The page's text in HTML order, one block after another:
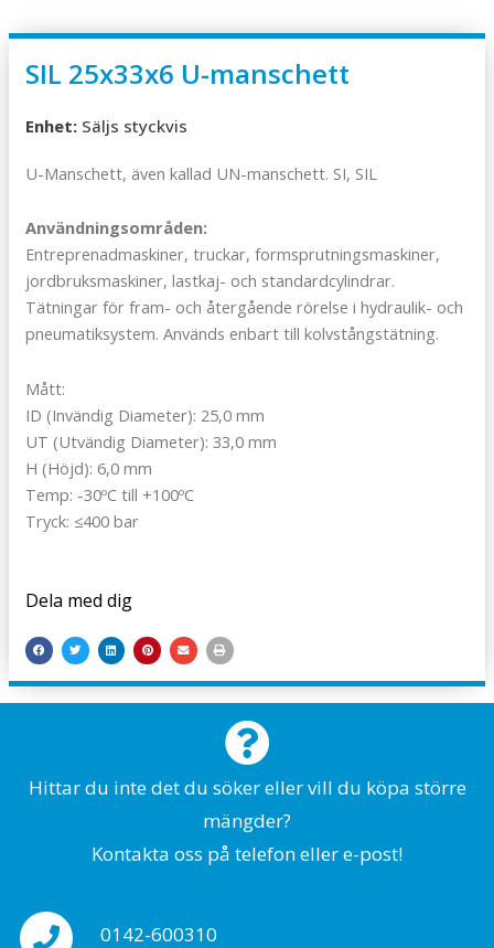
SIL 25x33x6 U-manschett
Enhet: Säljs styckvis
U-Manschett, även kallad UN-manschett. SI, SIL
Användningsområden:
Entreprenadmaskiner, truckar, formsprutningsmaskiner,
jordbruksmaskiner, lastkaj- och standardcylindrar.
Tätningar för fram- och återgående rörelse i hydraulik- och
pneumatiksystem. Används enbart till kolvstångstätning.
Mått:
ID (Invändig Diameter): 25,0 mm
UT (Utvändig Diameter): 33,0 mm
H (Höjd): 6,0 mm
Temp: -30ºC till +100ºC
Tryck: ≤400 bar
Dela med dig
Hittar du inte det du söker eller vill du köpa större
mängder?
Kontakta oss på telefon eller e-post!
0142-600310